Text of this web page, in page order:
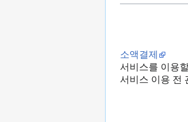
소액결제
서비스를 이용
서비스 이용 전